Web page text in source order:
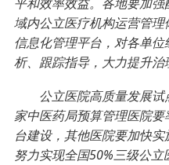
域内公立医疗机构运营管
信息化管理平台，对各单
析、跟踪指导，大力提升治
公立医院高质量发展试
家中医药局预算管理医院
台建设，其他医院要加快
努力实现全国50%三级公